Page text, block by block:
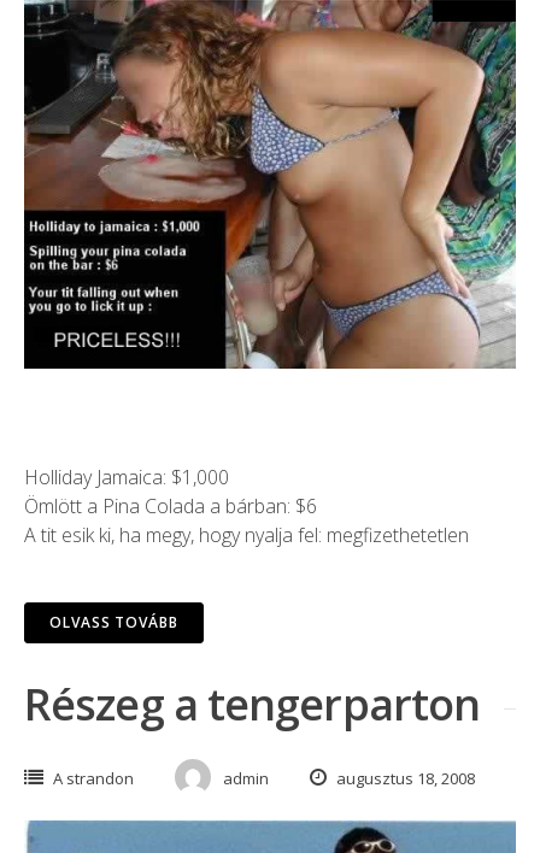
Holliday Jamaica: $1,000
Ömlött a Pina Colada a bárban: $6
A tit esik ki, ha megy, hogy nyalja fel: megfizethetetlen
OLVASS TOVÁBB
Részeg a tengerparton
A strandon admin augusztus 18, 2008